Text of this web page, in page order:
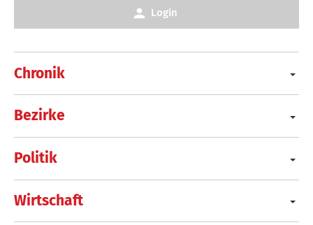
Chronik
Bezirke
Politik
Wirtschaft
Login